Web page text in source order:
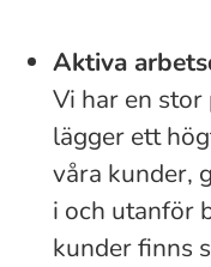
Aktiva
Vi har en
lägger ett
våra kunder,
i och utanför
kunder finns